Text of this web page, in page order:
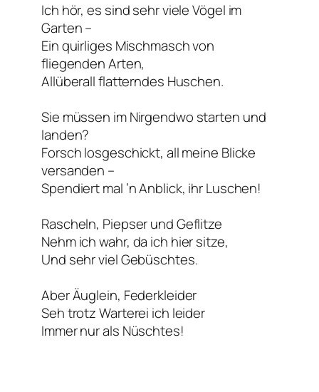
Ich hör, es sind sehr viele Vögel im
Garten –
Ein quirliges Mischmasch von
fliegenden Arten,
Allüberall flatterndes Huschen.
Sie müssen im Nirgendwo starten und
landen?
Forsch losgeschickt, all meine Blicke
versanden –
Spendiert mal ’n Anblick, ihr Luschen!
Rascheln, Piepser und Geflitze
Nehm ich wahr, da ich hier sitze,
Und sehr viel Gebüschtes.
Aber Äuglein, Federkleider
Seh trotz Warterei ich leider
Immer nur als Nüschtes!